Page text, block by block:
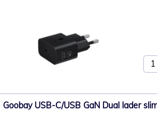
Goobay USB-C/USB GaN Dual lader